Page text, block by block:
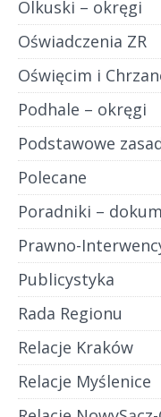
Olkuski – okręgi
Oświadczenia ZR
Oświęcim i
Podhale – okręgi
Podstawowe
Polecane
Poradniki –
Prawno-
Publicystyka
Rada Regionu
Relacje Kraków
Relacje Myślenice